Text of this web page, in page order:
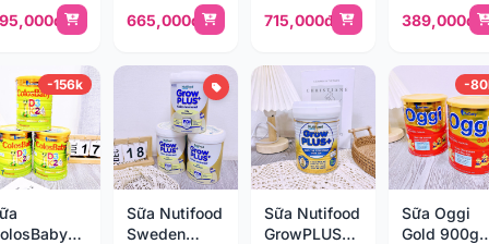
tuổi)
665,000đ
715,000đ
389,000đ
-156k
Sữa Nutifood
Sweden
Sữa Nutifood
GrowPLUS+
-
Sữa Oggi
Gold 900g